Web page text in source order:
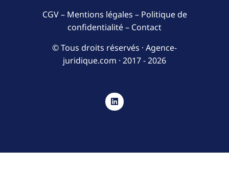
CGV– Mentions légales – Politique de
confidentialité– Contact
© Tous droits réservés · Agence-
juridique.com · 2017 - 2026